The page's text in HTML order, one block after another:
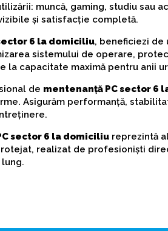
muncă, gaming, studiu sau
și satisfacție completă.
6 la domiciliu, beneficiezi de
sistemului de operare,
la capacitate maximă pentru anii
de mentenanță PC sector 6
Asigurăm performanță,
sector 6 la domiciliu reprezintă
realizat de profesioniști